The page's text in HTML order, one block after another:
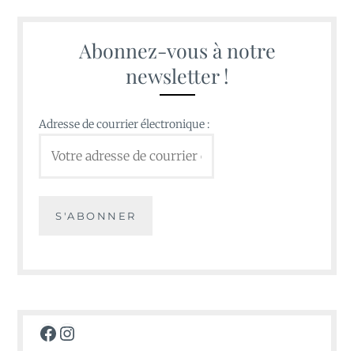
Abonnez-vous à notre
newsletter !
Adresse de courrier électronique :
Facebook
Instagram